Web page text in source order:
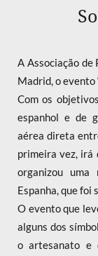
A Associação de
Madrid, o evento
Com os
espanhol e de
aérea direta
primeira vez, irá
organizou uma
Espanha, que foi
O evento que
alguns dos
o artesanato e